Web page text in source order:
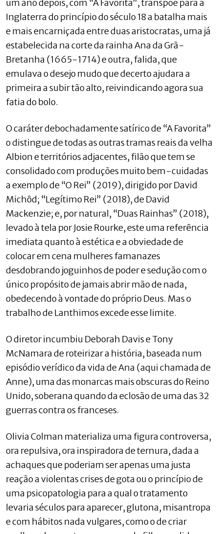
um ano depois, com “A Favorita”, transpõe para a
Inglaterra do princípio do século 18 a batalha mais
e mais encarniçada entre duas aristocratas, uma já
estabelecida na corte da rainha Ana da Grã-
Bretanha (1665-1714) e outra, falida, que
emulava o desejo mudo que decerto ajudara a
primeira a subir tão alto, reivindicando agora sua
fatia do bolo.
O caráter debochadamente satírico de “A Favorita”
o distingue de todas as outras tramas reais da velha
Albion e territórios adjacentes, filão que tem se
consolidado com produções muito bem-cuidadas
a exemplo de “O Rei” (2019), dirigido por David
Michôd; “Legítimo Rei” (2018), de David
Mackenzie; e, por natural, “Duas Rainhas” (2018),
levado à tela por Josie Rourke, este uma referência
imediata quanto à estética e a obviedade de
colocar em cena mulheres famanazes
desdobrando joguinhos de poder e sedução com o
único propósito de jamais abrir mão de nada,
obedecendo à vontade do próprio Deus. Mas o
trabalho de Lanthimos excede esse limite.
O diretor incumbiu Deborah Davis e Tony
McNamara de roteirizar a história, baseada num
episódio verídico da vida de Ana (aqui chamada de
Anne), uma das monarcas mais obscuras do Reino
Unido, soberana quando da eclosão de uma das 32
guerras contra os franceses.
Olivia Colman materializa uma figura controversa,
ora repulsiva, ora inspiradora de ternura, dada a
achaques que poderiam ser apenas uma justa
reação a violentas crises de gota ou o princípio de
uma psicopatologia para a qual o tratamento
levaria séculos para aparecer, glutona, misantropa
e com hábitos nada vulgares, como o de criar